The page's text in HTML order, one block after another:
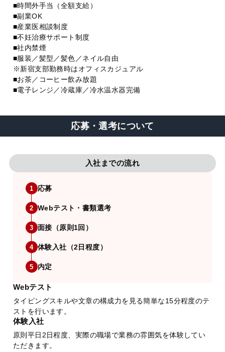
■時間外手当（全額支給）
■副業OK
■産業医相談制度
■不妊治療サポート制度
■社内禁煙
■服装／髪型／髪色／ネイル自由
※新宿支部勤務時はオフィスカジュアル
■お茶／コーヒー飲み放題
■電子レンジ／冷蔵庫／冷水温水器完備
応募・選考について
入社までの流れ
1 応募
2 Webテスト・書類選考
3 面接（原則1回）
4 体験入社（2日程度）
5 内定
Webテスト
タイピングスキルや文章の構成力を見る簡単な15分程度のテ
ストを行います。
体験入社
原則平日2日程度、実際の職場で業務の雰囲気を体験してい
ただきます。